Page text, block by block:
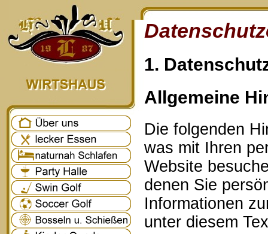
1.
Allgemeine
Die folgenden
was mit Ihren
Website
denen Sie
Informationen
unter diesem